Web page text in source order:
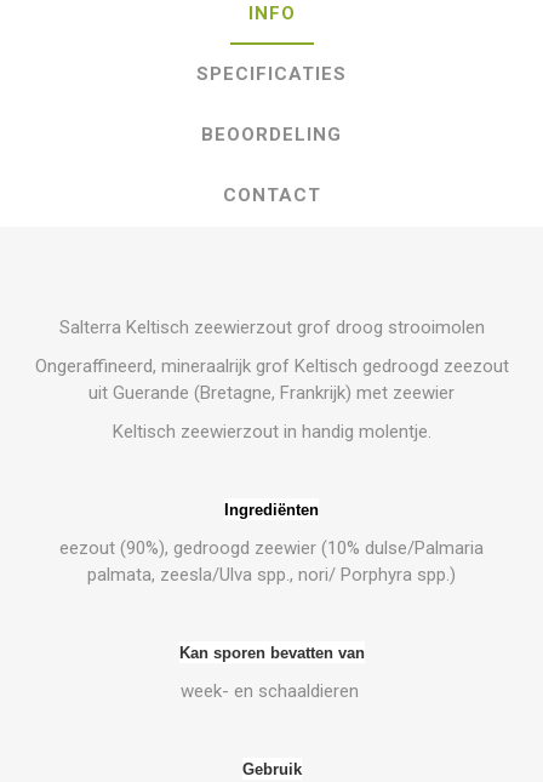
INFO
SPECIFICATIES
BEOORDELING
CONTACT
Salterra Keltisch zeewierzout grof droog strooimolen
Ongeraffineerd, mineraalrijk grof Keltisch gedroogd zeezout
uit Guerande (Bretagne, Frankrijk) met zeewier
Keltisch zeewierzout in handig molentje.
Ingrediënten
eezout (90%), gedroogd zeewier (10% dulse/Palmaria
palmata, zeesla/Ulva spp., nori/ Porphyra spp.)
Kan sporen bevatten van
week- en schaaldieren
Gebruik